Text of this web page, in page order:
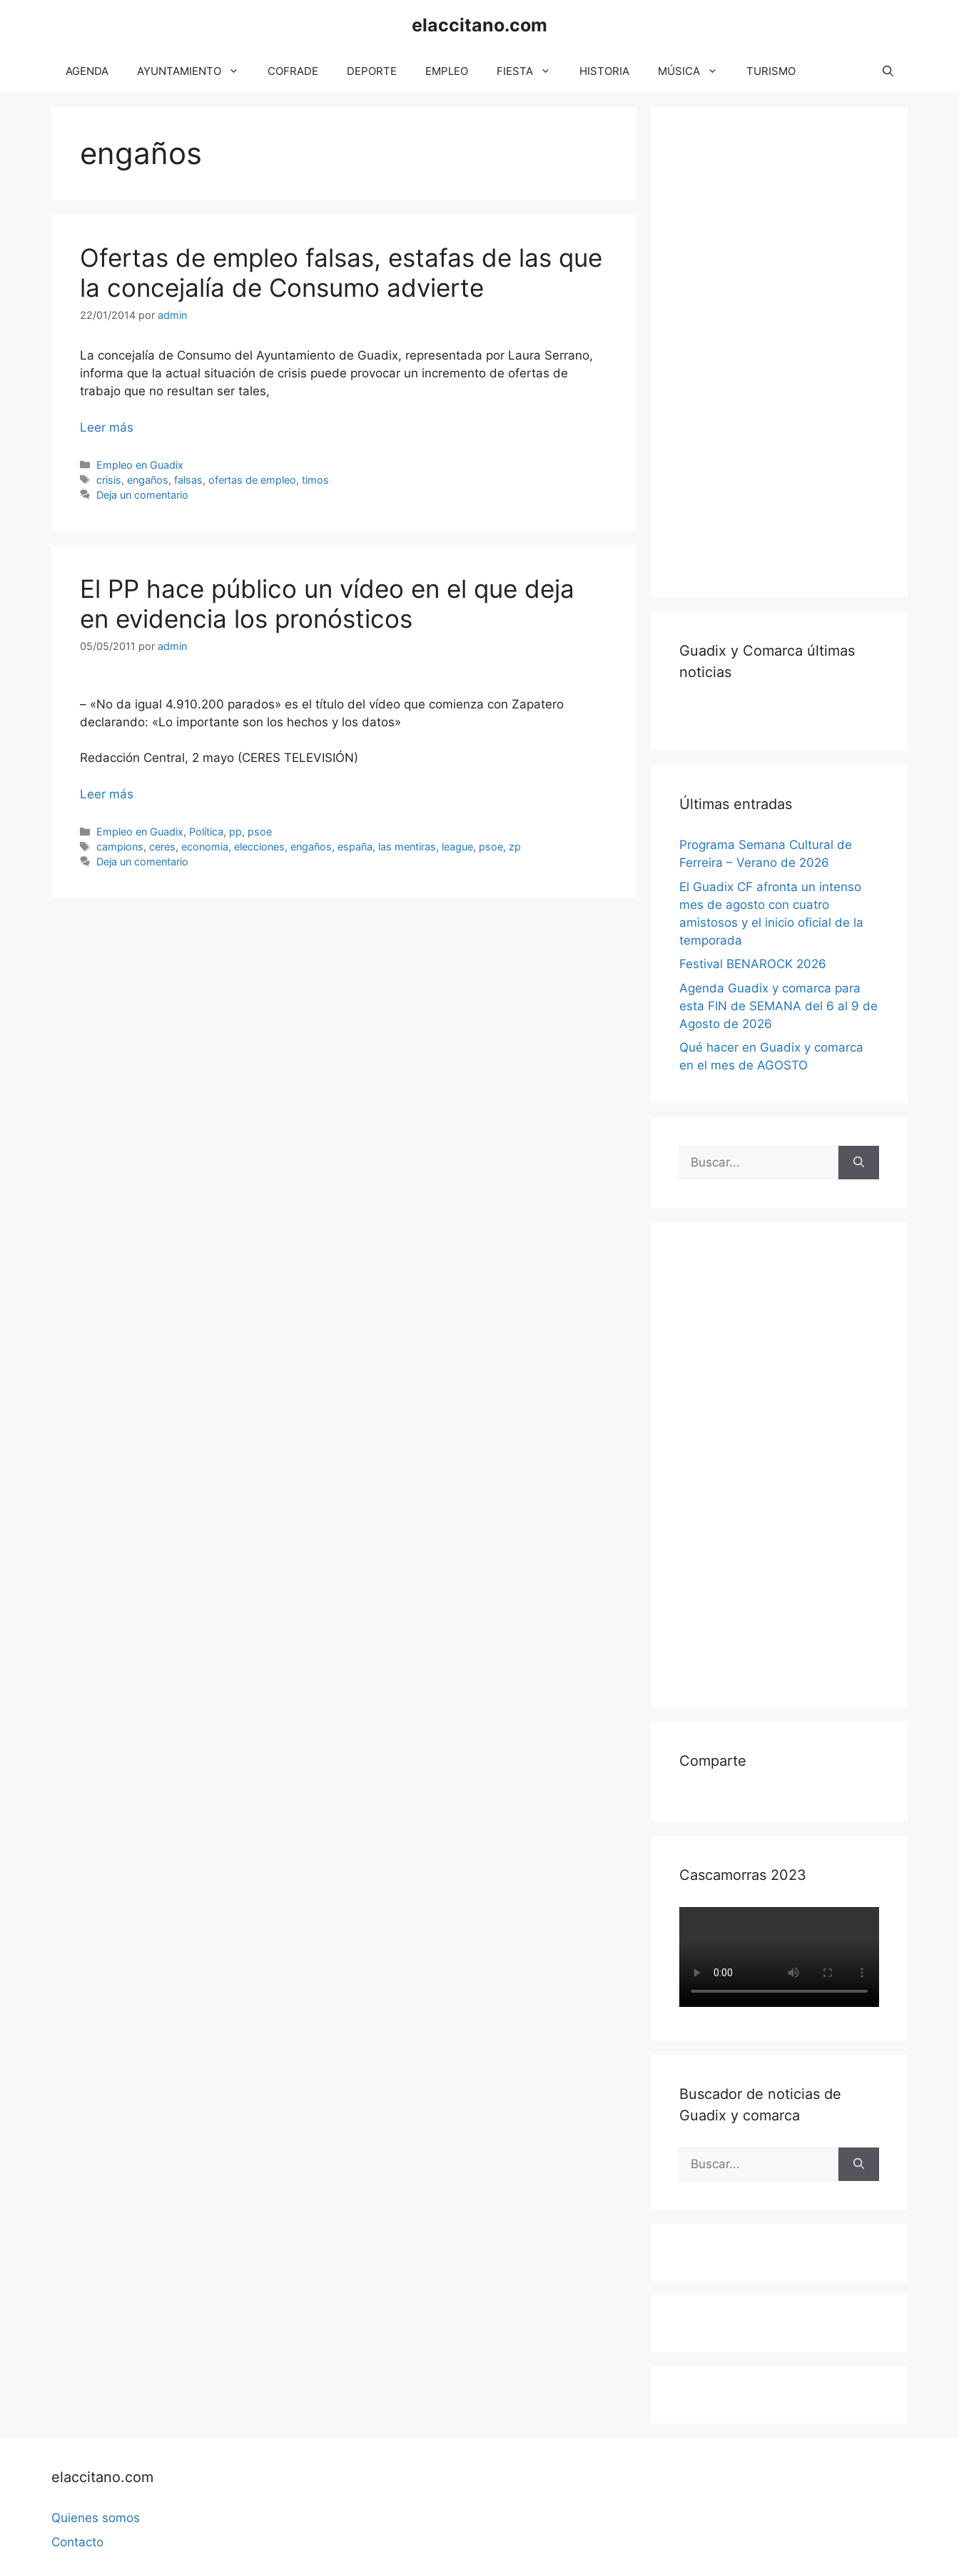
elaccitano.com
AGENDA AYUNTAMIENTO COFRADE DEPORTE EMPLEO FIESTA HISTORIA MÚSICA TURISMO
engaños
Ofertas de empleo falsas, estafas de las que
la concejalía de Consumo advierte
22/01/2014 por admin
La concejalía de Consumo del Ayuntamiento de Guadix, representada por Laura Serrano,
informa que la actual situación de crisis puede provocar un incremento de ofertas de
trabajo que no resultan ser tales,
Leer más
Categorías
Empleo en Guadix
Etiquetas
crisis,engaños,falsas,ofertas de empleo,timos
Deja un comentario
El PP hace público un vídeo en el que deja
en evidencia los pronósticos
05/05/2011 por admin
– «No da igual 4.910.200 parados» es el título del vídeo que comienza con Zapatero
declarando: «Lo importante son los hechos y los datos»
Redacción Central, 2 mayo (CERES TELEVISIÓN)
Leer más
Categorías
Empleo en Guadix, Política, pp, psoe
Etiquetas
campions,ceres,economia,elecciones,engaños,españa, las mentiras, league, psoe, zp
Deja un comentario
Guadix y Comarca últimas
noticias
Últimas entradas
Programa Semana Cultural de
Ferreira – Verano de 2026
El Guadix CF afronta un intenso
mes de agosto con cuatro
amistosos y el inicio oficial de la
temporada
Festival BENAROCK 2026
Agenda Guadix y comarca para
esta FIN de SEMANA del 6 al 9 de
Agosto de 2026
Qué hacer en Guadix y comarca
en el mes de AGOSTO
Buscar:
Comparte
Cascamorras 2023
Buscador de noticias de
Guadix y comarca
Buscar:
elaccitano.com
Quienes somos
Contacto